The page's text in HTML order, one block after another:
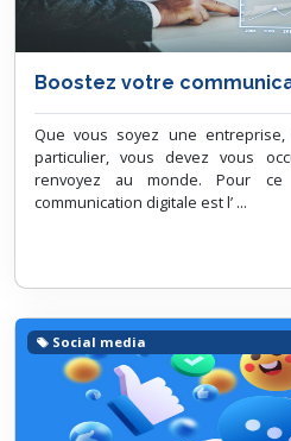
Boostez votre
Que vous soyez une
particulier, vous devez vous
renvoyez au monde. Pour
communication digitale est l’ ...
Social media